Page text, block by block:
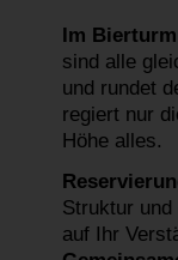
Im
sind alle
und rundet
regiert nur
Höhe alles.
Struktur
auf Ihr